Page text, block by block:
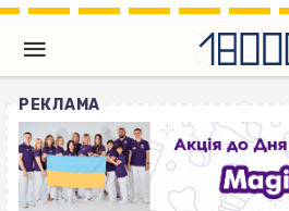
РЕКЛАМА